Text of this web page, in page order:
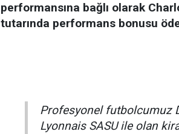
performansına bağlı olarak
tutarında performans bonusu
Profesyonel futbolcumuz
Lyonnais SASU ile olan